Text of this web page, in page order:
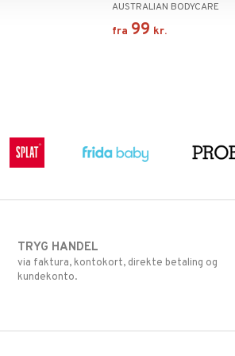
AUSTRALIAN BODYCARE
fra 99 kr.
TRYG HANDEL
via faktura, kontokort, direkte betaling og
kundekonto.